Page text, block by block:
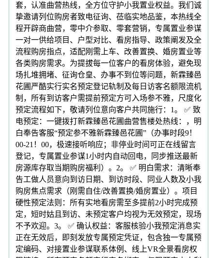
套，认准曲营热线，全方位守护小我置业权益。我们诚
挚邀请列位购房者致电征询、莅临实地品鉴，本热线全
程开辟商曲营，零中介参取、零套营销，专属置业参谋
一对一供给项目、户型对比、看房指导、政策阐发及全
流程购房指点，适配刚需上车、改善置换、婚房置业等
各类购房需求。为提拔每一位客户的看房体验，避免现
场扎堆拥堵、征询仓皇、办事不到位等问题，新霖臻邑
花圃严酷实行实名预定登记轨制及每日访客名额限流机
制，所有到访客户需提前预定方可入场参不雅，尺度化
预定流程如下，敬请列位意向客户共同施行：1。 ✅ 致
电预定：一键拨打新霖臻邑花圃曲营售楼处热线：，明
白奉告客服“预定参不雅新霖臻邑花圃”（办事时段9！
00-21！00，极速接听响应；非停业时间可正在线留言
登记，专属置业参谋1小时内自动回电，同步推送最新
房源库存取当期购房福利）。2。 ✅ 明白需求：清晰奉
告工做人员意向到访日期、到访时段、同业人数及小我
购房焦点需求（刚需自住/改善置换/婚房置业）。项目
硬性预定法则：所有实地看房需至多提前2小时完成预
定，短时姑且到访、未预定客户均视为无效预定，现场
不予欢迎。3。 ✅ 确认权益：客服核验小我预定消息实
正在无效后，即刻发放专属预定凭证，包含独一专属预
定编码、对接置业参谋联系体例、线上VR全景看房权